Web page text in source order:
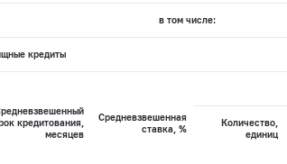
в том числе:
кредиты
кредитования,
месяцев
Средневзвешенная
ставка, %
Количество,
единиц